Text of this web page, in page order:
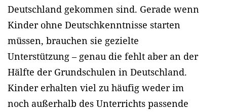
Deutschland gekommen sind. Gerade wenn
Kinder ohne Deutschkenntnisse starten
müssen, brauchen sie gezielte
Unterstützung – genau die fehlt aber an der
Hälfte der Grundschulen in Deutschland.
Kinder erhalten viel zu häufig weder im
noch außerhalb des Unterrichts passende